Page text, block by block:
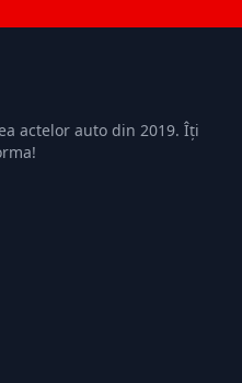
actelor auto din 2019. Îți